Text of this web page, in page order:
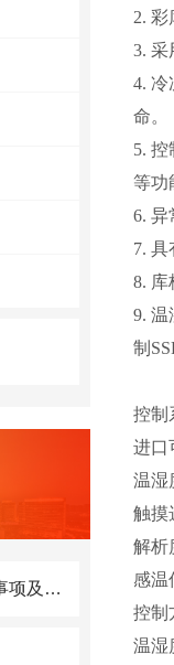
直流高压发生器使用的注意事项及保养注意事项
2.
3. 采
4. 冷
命。
5.
等功
6. 异
7.
8. 库
9. 温
制
控制
进口
温湿
触摸
解析
感温
控制
温湿